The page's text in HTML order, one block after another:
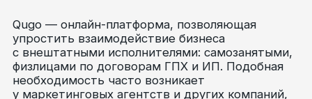
Юридические документы
Патент №2023683288
Пользовательское соглашение
Политика конфиденциальности